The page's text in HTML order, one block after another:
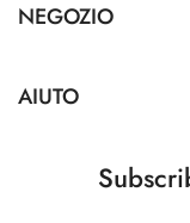
NEGOZIO
AIUTO